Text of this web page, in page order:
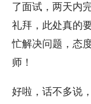
了面试，两天内
礼拜，此处真的
忙解决问题，态
师！
好啦，话不多说